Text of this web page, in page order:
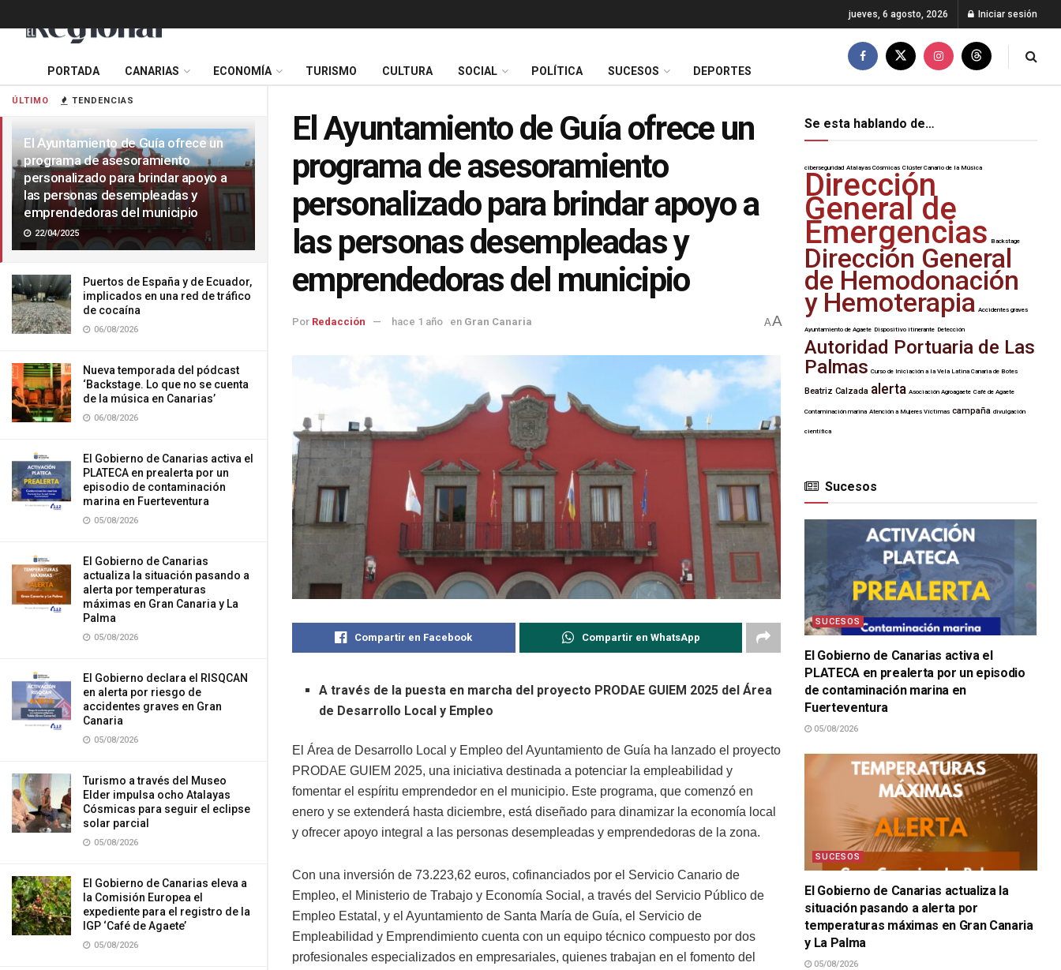
ÚLTIMO TENDENCIAS
El Ayuntamiento de Guía ofrece un
programa de asesoramiento
personalizado para brindar apoyo a
las personas desempleadas y
emprendedoras del municipio
22/04/2025
Puertos de España y de Ecuador,
implicados en una red de tráfico
de cocaína
06/08/2026
Nueva temporada del pódcast
‘Backstage. Lo que no se cuenta
de la música en Canarias’
06/08/2026
El Gobierno de Canarias activa el
PLATECA en prealerta por un
episodio de contaminación
marina en Fuerteventura
05/08/2026
El Gobierno de Canarias
actualiza la situación pasando a
alerta por temperaturas
máximas en Gran Canaria y La
Palma
05/08/2026
El Gobierno declara el RISQCAN
en alerta por riesgo de
accidentes graves en Gran
Canaria
05/08/2026
Turismo a través del Museo
Elder impulsa ocho Atalayas
Cósmicas para seguir el eclipse
solar parcial
05/08/2026
El Gobierno de Canarias eleva a
la Comisión Europea el
expediente para el registro de la
IGP ‘Café de Agaete’
05/08/2026
jueves, 6 agosto, 2026 Iniciar sesión
PORTADA CANARIAS ECONOMÍA TURISMO CULTURA SOCIAL POLÍTICA SUCESOS DEPORTES
El Ayuntamiento de Guía ofrece un
programa de asesoramiento
personalizado para brindar apoyo a
las personas desempleadas y
emprendedoras del municipio
Por Redacción hace 1 año en Gran Canaria AA
Compartir en Facebook Compartir en WhatsApp
A través de la puesta en marcha del proyecto PRODAE GUIEM 2025 del Área
de Desarrollo Local y Empleo
El Área de Desarrollo Local y Empleo del Ayuntamiento de Guía ha lanzado el proyecto
PRODAE GUIEM 2025, una iniciativa destinada a potenciar la empleabilidad y
fomentar el espíritu emprendedor en el municipio. Este programa, que comenzó en
enero y se extenderá hasta diciembre, está diseñado para dinamizar la economía local
y ofrecer apoyo integral a las personas desempleadas y emprendedoras de la zona.
Con una inversión de 73.223,62 euros, cofinanciados por el Servicio Canario de
Empleo, el Ministerio de Trabajo y Economía Social, a través del Servicio Público de
Empleo Estatal, y el Ayuntamiento de Santa María de Guía, el Servicio de
Empleabilidad y Emprendimiento cuenta con un equipo técnico compuesto por dos
profesionales especializados en empresariales, quienes trabajan en el fomento del
Se esta hablando de…
ciberseguridad Atalayas Cósmicas Clúster Canario de la Música
Dirección
General de
Emergencias Backstage
Dirección General
de Hemodonación
y Hemoterapia Accidentes graves
Ayuntamiento de Agaete Dispositivo itinerante Detección
Autoridad Portuaria de Las
Palmas Curso de Iniciación a la Vela Latina Canaria de Botes
Beatriz Calzada alerta Asociación Agroagaete Café de Agaete
Contaminación marina Atención a Mujeres Víctimas campaña divulgación
científica
Sucesos
SUCESOS
El Gobierno de Canarias activa el
PLATECA en prealerta por un episodio
de contaminación marina en
Fuerteventura
05/08/2026
SUCESOS
El Gobierno de Canarias actualiza la
situación pasando a alerta por
temperaturas máximas en Gran Canaria
y La Palma
05/08/2026